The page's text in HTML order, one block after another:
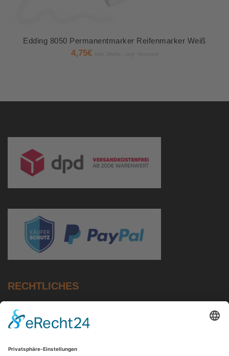
Edding 8050 Permanentmarker Reifenmarker Weiß
4,75€
RECHTLICHES
Impressum
AGB